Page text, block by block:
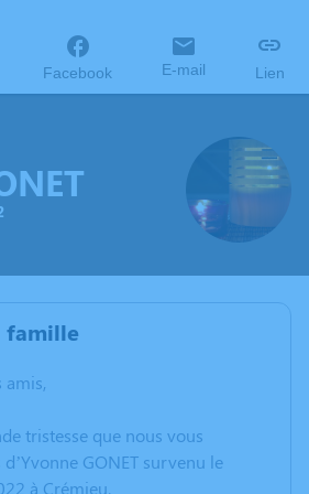
Facebook E-mail Lien
famille
amis,
tristesse que nous vous
GONET survenu le
à Crémieu.